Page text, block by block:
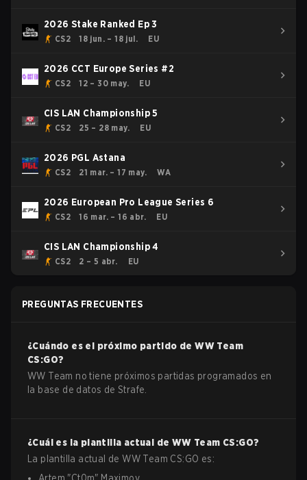
2026 Stake Ranked Ep 3
CS2 18 jun. – 18 jul. EU
2026 CCT Europe Series #2
CS2 12 – 30 may. EU
CIS LAN Championship 5
CS2 25 – 28 may. EU
2026 PGL Astana
CS2 21 mar. – 17 may. WA
2026 European Pro League Series 6
CS2 16 mar. – 16 abr. EU
CIS LAN Championship 4
CS2 2 – 5 abr. EU
PREGUNTAS FRECUENTES
¿Cuándo es el próximo partido deWW Team
CS:GO?
WW Team no tiene próximos partidas programados en
la base de datos de Strafe.
¿Cuál es la plantilla actual de WW Team CS:GO?
La plantilla actual deWW Team CS:GO es: